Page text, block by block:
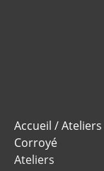
Accueil /Ateliers
Corroyé
Ateliers